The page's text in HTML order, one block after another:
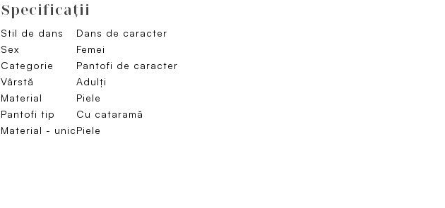
Specificaţii
Stil de dans
Dans de caracter
Sex
Femei
Categorie
Pantofi de caracter
Vârstă
Adulți
Material
Piele
Pantofi tip
Cu cataramă
Material - unicPiele